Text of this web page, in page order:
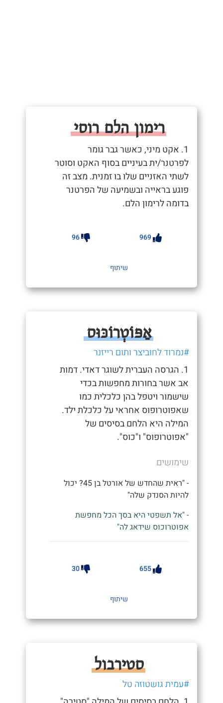
רימון הלם רוסי
1. אקט מיני, כאשר גבר גומר
לפרטנר/ית בעיניים בסוף האקט וסוטר
לשתי האזניים שלו בו זמנית. מצב זה
פוגע בראייה ובשמיעה של הפרטנר
בדומה לרימון הלם.
969
96
שיתוף
אַפּוֹטְרוֹכּוּס
#נמרוד לחוביצר ותום רייזנר
1. הגרסה העברית לשוגר דאדי. דמות
אב אשר בחורות מחפשות בכדי
שישמור ויטפל בהן כלכלית כמו
שאפוטרופוס אחראי על כלכלת ילד.
המילה היא הלחם בסיסים של
"אפוטרופוס" ו"כוס".
שימושים
- "ראית שהחדש של אורטל בן 45? יכול
להיות הסנדק שלה"
- "אל תשפטי היא בסך הכל מחפשת
אפוטרוכוס שידאג לה"
655
30
שיתוף
סטירבול
#עמית גושטוזה טל